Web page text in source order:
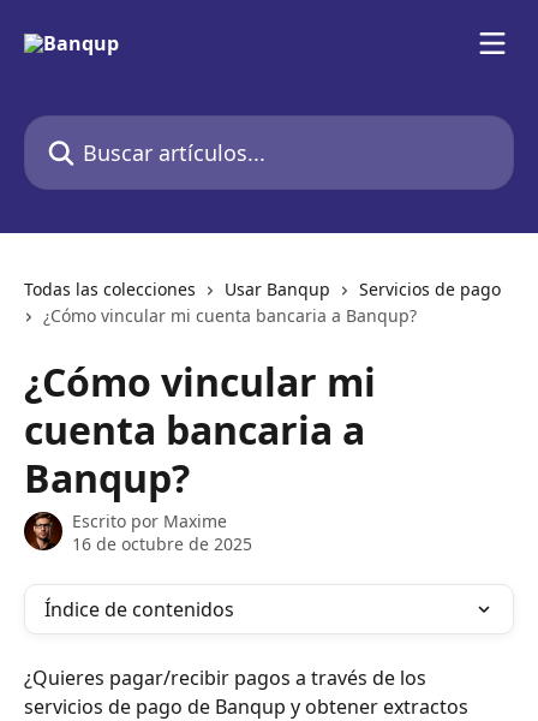
Buscar artículos...
Todas las colecciones Usar Banqup
Servicios de pago
¿Cómo vincular mi cuenta bancaria a Banqup?
¿Cómo vincular mi
cuenta bancaria a
Banqup?
Escrito por Maxime
16 de octubre de 2025
Índice de contenidos
¿Quieres pagar/recibir pagos a través de los
servicios de pago de Banqup y obtener extractos